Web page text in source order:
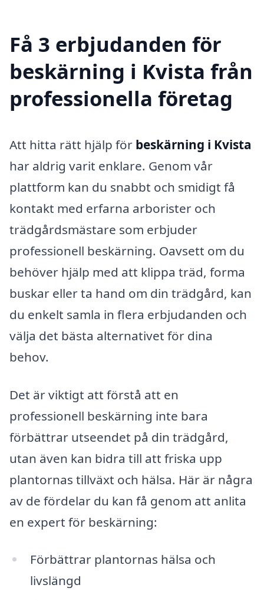
Få 3 erbjudanden för
beskärning i Kvista från
professionella företag
Att hitta rätt hjälp för beskärning i Kvista
har aldrig varit enklare. Genom vår
plattform kan du snabbt och smidigt få
kontakt med erfarna arborister och
trädgårdsmästare som erbjuder
professionell beskärning. Oavsett om du
behöver hjälp med att klippa träd, forma
buskar eller ta hand om din trädgård, kan
du enkelt samla in flera erbjudanden och
välja det bästa alternativet för dina
behov.
Det är viktigt att förstå att en
professionell beskärning inte bara
förbättrar utseendet på din trädgård,
utan även kan bidra till att friska upp
plantornas tillväxt och hälsa. Här är några
av de fördelar du kan få genom att anlita
en expert för beskärning:
Förbättrar plantornas hälsa och
livslängd